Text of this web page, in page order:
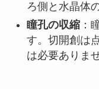
ろ側と水晶体
瞳孔の収縮：
す。切開創は
は必要ありま